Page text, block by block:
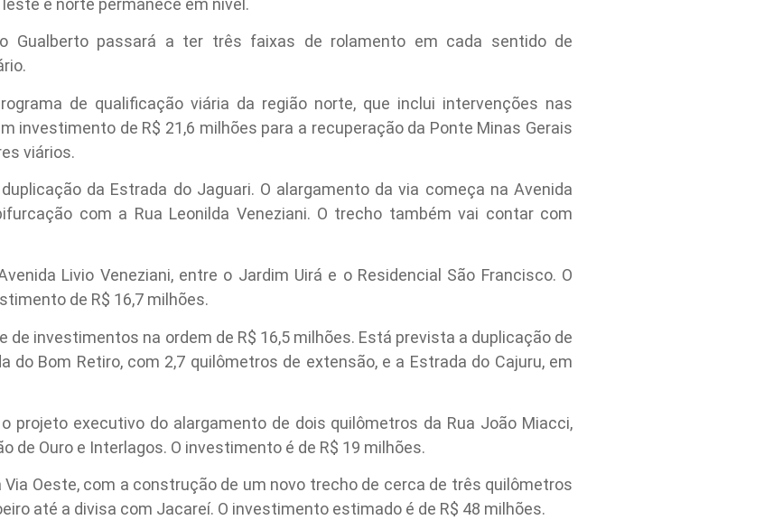
e norte permanece em nível.
Gualberto passará a ter três faixas de rolamento em cada sentido de
de qualificação viária da região norte, que inclui intervenções nas
investimento de R$ 21,6 milhões para a recuperação da Ponte Minas Gerais
viários.
da Estrada do Jaguari. O alargamento da via começa na Avenida
com a Rua Leonilda Veneziani. O trecho também vai contar com
Livio Veneziani, entre o Jardim Uirá e o Residencial São Francisco. O
de R$ 16,7 milhões.
de investimentos na ordem de R$ 16,5 milhões. Está prevista a duplicação de
do Bom Retiro, com 2,7 quilômetros de extensão, e a Estrada do Cajuru, em
projeto executivo do alargamento de dois quilômetros da Rua João Miacci,
de Ouro e Interlagos. O investimento é de R$ 19 milhões.
Oeste, com a construção de um novo trecho de cerca de três quilômetros
até a divisa com Jacareí. O investimento estimado é de R$ 48 milhões.